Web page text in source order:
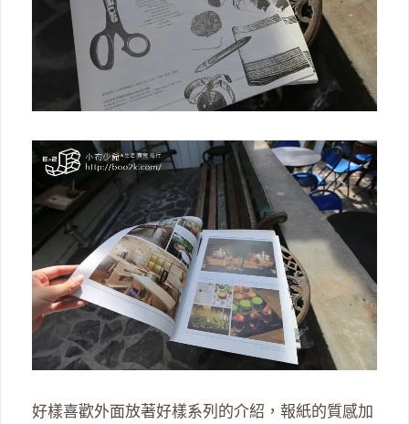
好樣喜歡外面放著好樣系列的介紹，報紙的質感加